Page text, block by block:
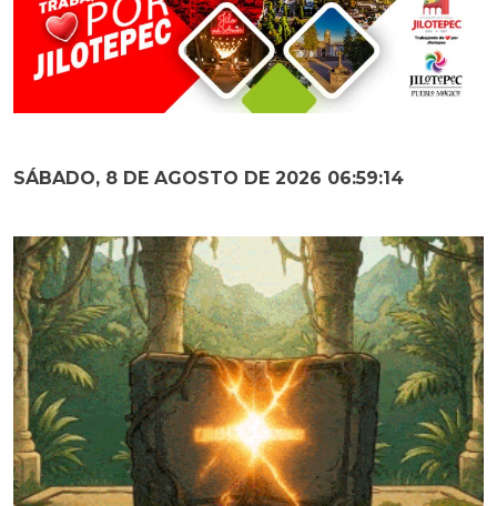
SÁBADO, 8 DE AGOSTO DE 2026 06:59:16